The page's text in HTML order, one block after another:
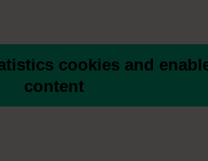
cookies and
content